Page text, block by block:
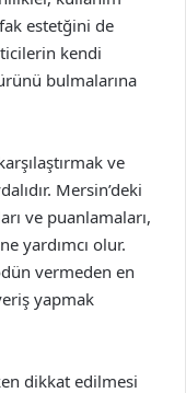
estetğini de
kendi
bulmalarına
ve
Mersin’deki
ve puanlamaları,
yardımcı olur.
vermeden en
yapmak
dikkat edilmesi